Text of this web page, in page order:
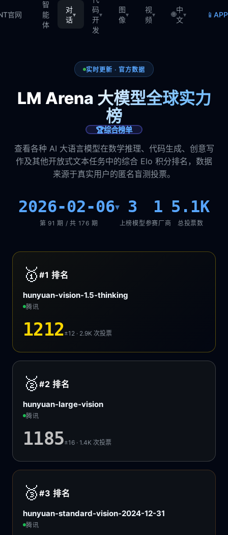
官网
智
能
体
对
话
▾
码
开
发
▾
图
像
▾
视
频
▾ 🌐
中
文
▾ 📱
实时更新 · 官方数据
LM Arena 大模型全球实力
榜
🏆综合榜单
查看各种 AI 大语言模型在数学推理、代码生成、创意写
作及其他开放式文本任务中的综合 Elo 积分排名，数据
来源于真实用户的匿名盲测投票。
2026-02-06▾
第 91 期 / 共 176 期
3
上榜模型
1
参赛厂商
5.1K
总投票数
🥇 #1排名
hunyuan-vision-1.5-thinking
腾讯
1212±12 · 2.9K次投票
🥈 #2排名
hunyuan-large-vision
腾讯
1185±16 · 1.4K次投票
🥉 #3排名
hunyuan-standard-vision-2024-12-31
腾讯